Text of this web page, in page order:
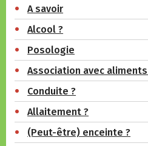
A savoir
Alcool ?
Posologie
Association avec
Conduite ?
Allaitement ?
(Peut-être) enceinte ?